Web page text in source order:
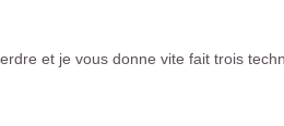
et je vous donne vite fait trois